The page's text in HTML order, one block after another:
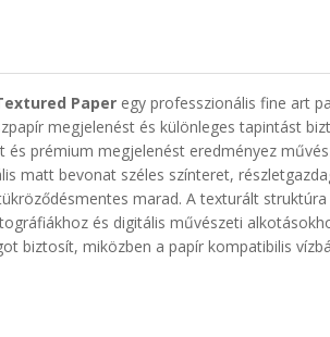
Paper egy professzionális fine art
megjelenést és különleges tapintást
és prémium megjelenést eredményez
matt bevonat széles színteret,
marad. A texturált
és digitális művészeti
biztosít, miközben a papír kompatibilis